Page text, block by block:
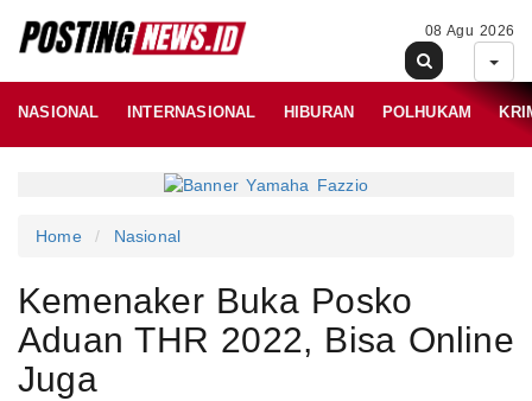
08 Agu 2026
NASIONAL INTERNASIONAL HIBURAN POLHUKAM
Home Nasional
Kemenaker Buka Posko
Aduan THR 2022, Bisa Online
Juga